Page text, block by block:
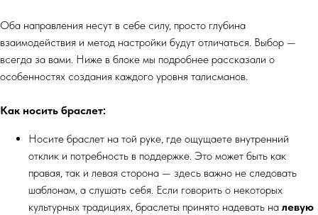
Оба направления несут в себе силу, просто глубина
взаимодействия и метод настройки будут отличаться. Выбор —
всегда за вами. Ниже в блоке мы подробнее рассказали о
особенностях создания каждого уровня талисманов.
Как носить браслет:
Носите браслет на той руке, где ощущаете внутренний
отклик и потребность в поддержке. Это может быть как
правая, так и левая сторона — здесь важно не следовать
шаблонам, а слушать себя. Если говорить о некоторых
культурных традициях, браслеты принято надевать на левую